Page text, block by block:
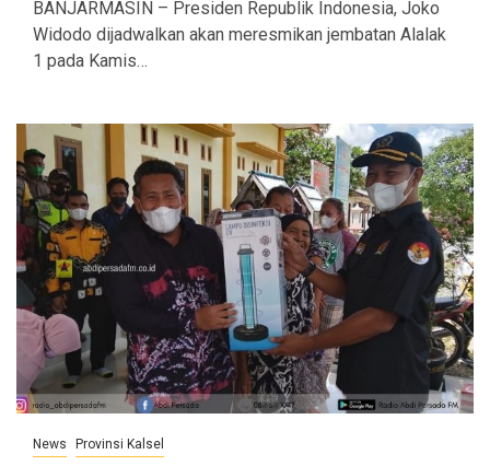
BANJARMASIN – Presiden Republik Indonesia, Joko
Widodo dijadwalkan akan meresmikan jembatan Alalak
1 pada Kamis…
News Provinsi Kalsel